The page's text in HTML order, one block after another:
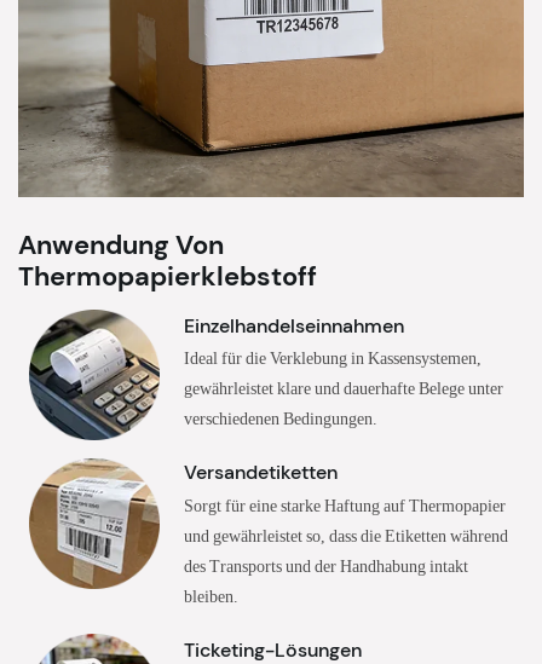
Anwendung Von
Thermopapierklebstoff
Einzelhandelseinnahmen
Ideal für die Verklebung in Kassensystemen,
gewährleistet klare und dauerhafte Belege unter
verschiedenen Bedingungen.
Versandetiketten
Sorgt für eine starke Haftung auf Thermopapier
und gewährleistet so, dass die Etiketten während
des Transports und der Handhabung intakt
bleiben.
Ticketing-Lösungen